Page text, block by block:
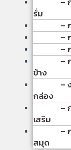
รั่ม
–
–
–
–
ข้าง
–
กล่อง
–
เสริม
–
สมุด